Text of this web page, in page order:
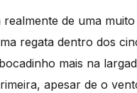
realmente de uma
regata dentro dos
mais na
apesar de o